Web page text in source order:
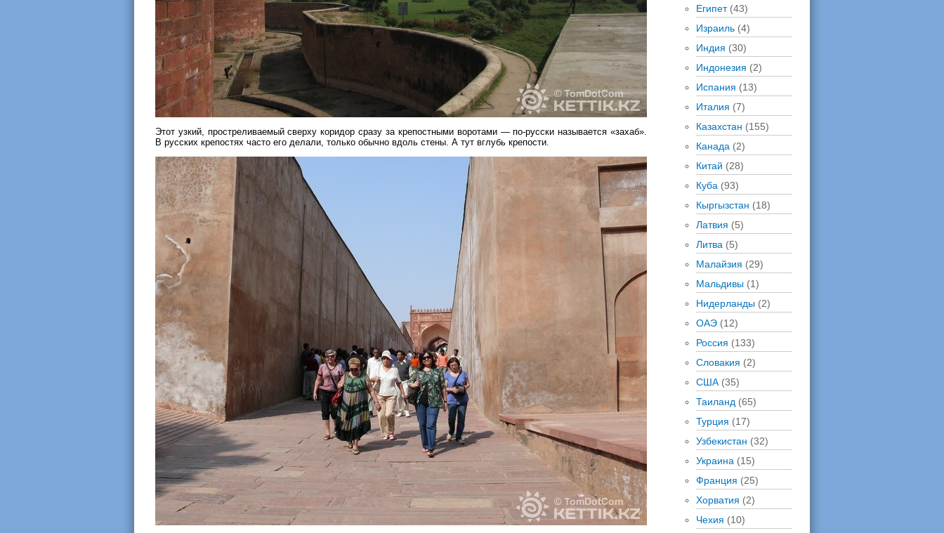
Этот узкий, простреливаемый сверху коридор сразу за крепостными воротами — по-русски называется «захаб».
В русских крепостях часто его делали, только обычно вдоль стены. А тут вглубь крепости.
Египет(43)
Израиль (4)
Индия (30)
Индонезия (2)
Испания (13)
Италия (7)
Казахстан (155)
Канада (2)
Китай (28)
Куба (93)
Кыргызстан (18)
Латвия (5)
Литва (5)
Малайзия (29)
Мальдивы (1)
Нидерланды (2)
ОАЭ (12)
Россия (133)
Словакия (2)
США (35)
Таиланд (65)
Турция (17)
Узбекистан (32)
Украина (15)
Франция (25)
Хорватия (2)
Чехия (10)